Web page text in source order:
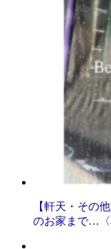
【軒天・その
のお家まで…〈